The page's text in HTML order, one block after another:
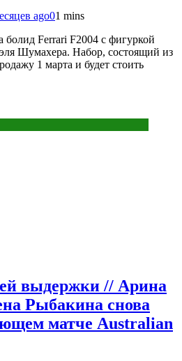
ago01 mins
Ferrari F2004 с фигуркой
Шумахера. Набор, состоящий из
1 марта и будет стоить
выдержки // Арина
Рыбакина снова
матче Australian